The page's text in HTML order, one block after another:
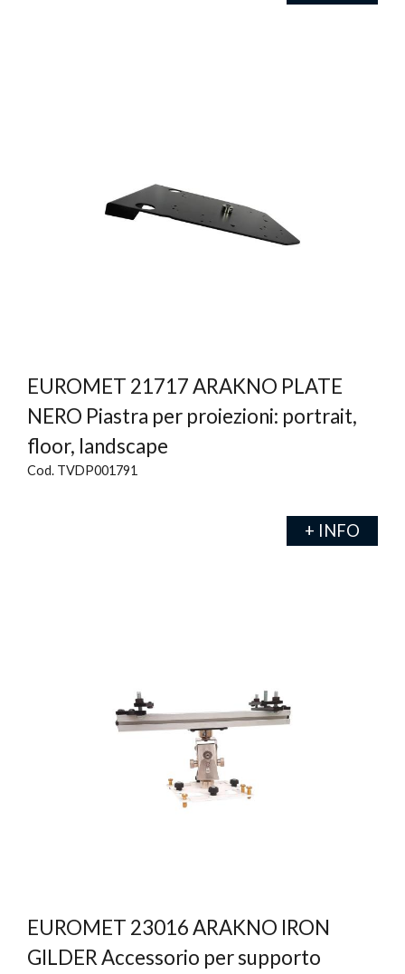
EUROMET 21717 ARAKNO PLATE
NERO Piastra per proiezioni: portrait,
floor, landscape
Cod. TVDP001791
+ INFO
EUROMET 23016 ARAKNO IRON
GILDER Accessorio per supporto